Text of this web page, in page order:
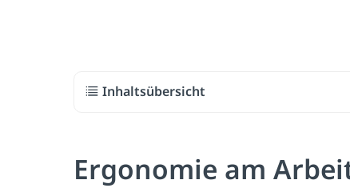
Inhaltsübersicht
Ergonomie am